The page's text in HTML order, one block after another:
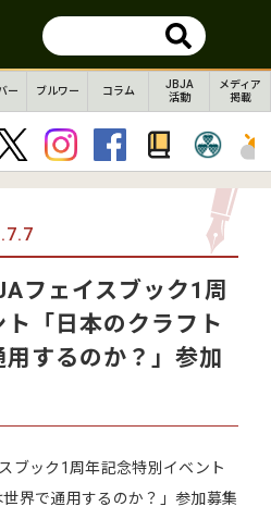
ー ブルワー コラム
JBJA
活動
メディア
掲載
フェイスブック1周
「日本のクラフト
するのか？」参加
ブック1周年記念特別イベント
世界で通用するのか？」参加募集